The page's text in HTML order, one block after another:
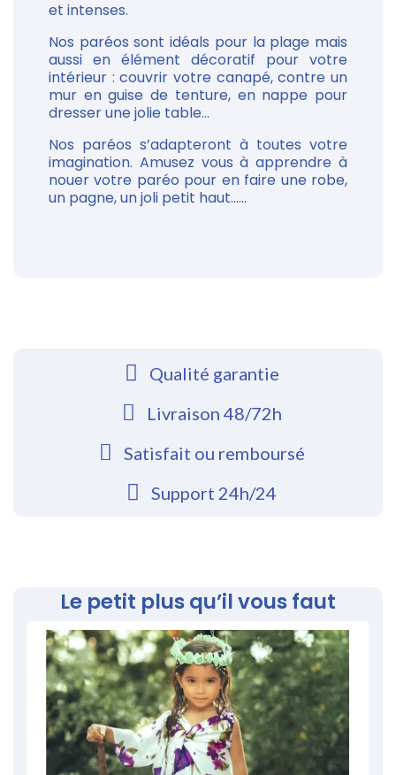
et intenses.
Nos paréos sont idéals pour la plage mais
aussi en élément décoratif pour votre
intérieur : couvrir votre canapé, contre un
mur en guise de tenture, en nappe pour
dresser une jolie table...
Nos paréos s’adapteront à toutes votre
imagination. Amusez vous à apprendre à
nouer votre paréo pour en faire une robe,
un pagne, un joli petit haut......
Qualité garantie
Livraison 48/72h
Satisfait ou remboursé
Support 24h/24
Le petit plus qu’il vous faut